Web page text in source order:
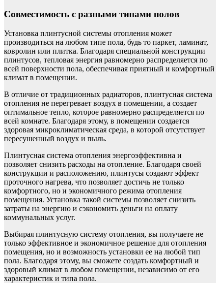
Совместимость с разными типами полов
Установка плинтусной системы отопления может
производиться на любом типе пола, будь то паркет, ламинат,
ковролин или плитка. Благодаря специальной конструкции
плинтусов, тепловая энергия равномерно распределяется по
всей поверхности пола, обеспечивая приятный и комфортный
климат в помещении.
В отличие от традиционных радиаторов, плинтусная система
отопления не перегревает воздух в помещении, а создает
оптимальное тепло, которое равномерно распределяется по
всей комнате. Благодаря этому, в помещении создается
здоровая микроклиматическая среда, в которой отсутствует
пересушенный воздух и пыль.
Плинтусная система отопления энергоэффективна и
позволяет снизить расходы на отопление. Благодаря своей
конструкции и расположению, плинтусы создают эффект
проточного нагрева, что позволяет достичь не только
комфортного, но и экономичного режима отопления
помещения. Установка такой системы позволяет снизить
затраты на энергию и сэкономить деньги на оплату
коммунальных услуг.
Выбирая плинтусную систему отопления, вы получаете не
только эффективное и экономичное решение для отопления
помещения, но и возможность установки ее на любой тип
пола. Благодаря этому, вы сможете создать комфортный и
здоровый климат в любом помещении, независимо от его
характеристик и типа пола.